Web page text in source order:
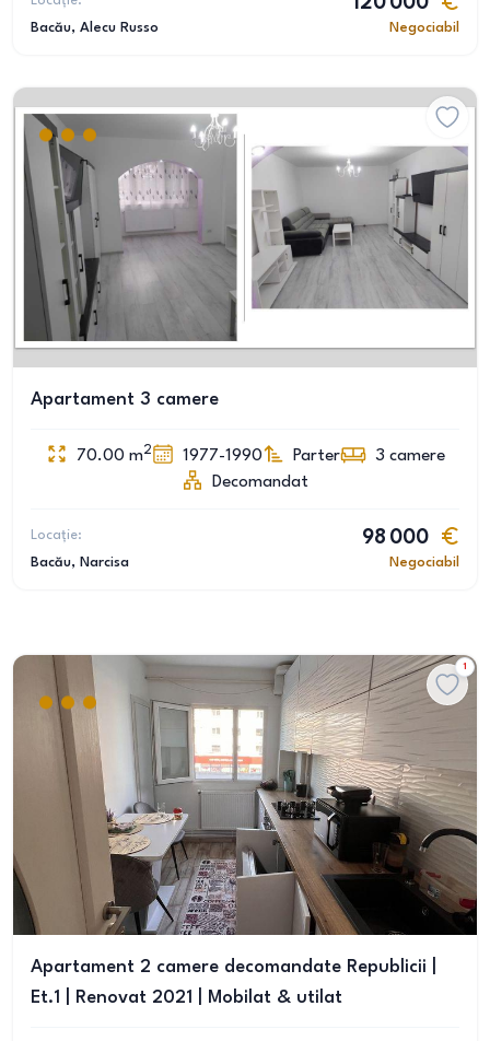
Bacău, Alecu Russo Negociabil
Apartament 3 camere
70.00 m2 1977-1990 Parter 3 camere
Decomandat
Locație:
Bacău, Narcisa
98 000
Negociabil
1
Apartament 2 camere decomandate Republicii |
Et.1 | Renovat 2021 | Mobilat & utilat